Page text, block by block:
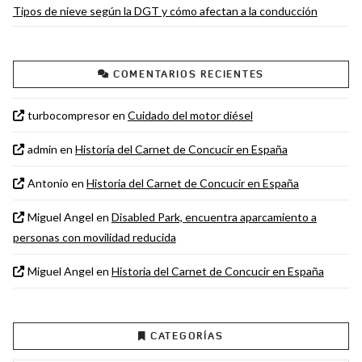
Tipos de nieve según la DGT y cómo afectan a la conducción
COMENTARIOS RECIENTES
turbocompresoren Cuidado del motor diésel
admin en Historia del Carnet de Concucir en España
Antonio en Historia del Carnet de Concucir en España
Miguel Angel en Disabled Park, encuentra aparcamiento a
personas con movilidad reducida
Miguel Angel en Historia del Carnet de Concucir en España
CATEGORÍAS